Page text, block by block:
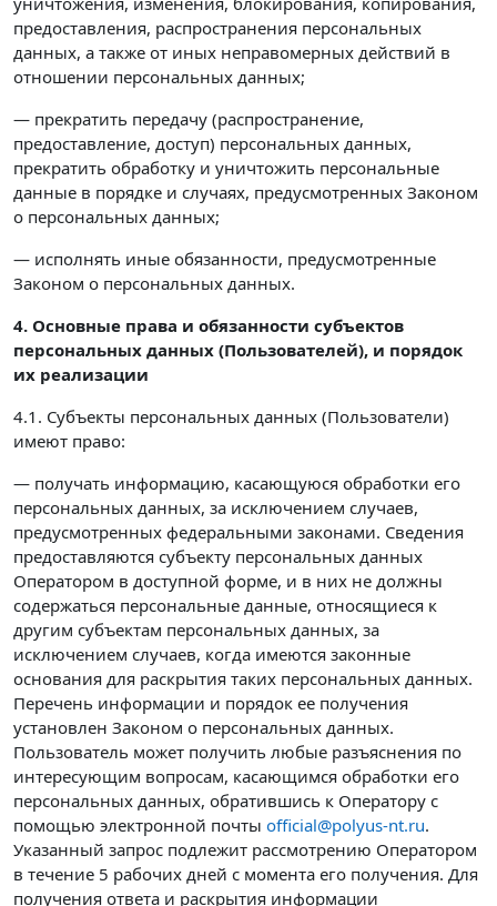
предоставления, распространения персональных
данных, а также от иных неправомерных действий в
отношении персональных данных;
— прекратить передачу (распространение,
предоставление, доступ) персональных данных,
прекратить обработку и уничтожить персональные
данные в порядке и случаях, предусмотренных Законом
о персональных данных;
— исполнять иные обязанности, предусмотренные
Законом о персональных данных.
4. Основные права и обязанности субъектов
персональных данных (Пользователей), и порядок
их реализации
4.1. Субъекты персональных данных (Пользователи)
имеют право:
— получать информацию, касающуюся обработки его
персональных данных, за исключением случаев,
предусмотренных федеральными законами. Сведения
предоставляются субъекту персональных данных
Оператором в доступной форме, и в них не должны
содержаться персональные данные, относящиеся к
другим субъектам персональных данных, за
исключением случаев, когда имеются законные
основания для раскрытия таких персональных данных.
Перечень информации и порядок ее получения
установлен Законом о персональных данных.
Пользователь может получить любые разъяснения по
интересующим вопросам, касающимся обработки его
персональных данных, обратившись к Оператору с
помощью электронной почты official@polyus-nt.ru.
Указанный запрос подлежит рассмотрению Оператором
в течение 5 рабочих дней с момента его получения. Для
получения ответа и раскрытия информации